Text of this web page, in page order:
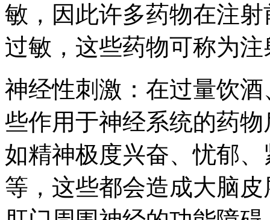
敏，因此许多药物在注
过敏，这些药物可称为
神经性刺激：在过量饮
些作用于神经系统的药
如精神极度兴奋、忧郁
等，这些都会造成大脑